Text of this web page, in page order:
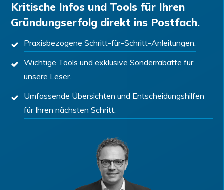
Kritische Infos und Tools für Ihren
Gründungserfolg direkt ins Postfach.
Praxisbezogene Schritt-für-Schritt-Anleitungen.
Wichtige Tools und exklusive Sonderrabatte für
unsere Leser.
Umfassende Übersichten und Entscheidungshilfen
für Ihren nächsten Schritt.